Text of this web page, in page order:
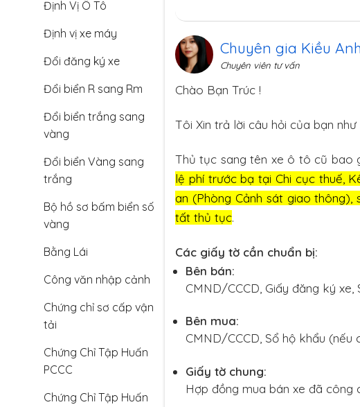
Định Vị Ô Tô
Định vị xe máy
Đổi đăng ký xe
Đổi biển R sang Rm
Đổi biển trắng sang
vàng
Đổi biển Vàng sang
trắng
Bộ hồ sơ bấm biển số
vàng
Bằng Lái
Công văn nhập cảnh
Chứng chỉ sơ cấp vận
tải
Chứng Chỉ Tập Huấn
PCCC
Chứng Chỉ Tập Huấn
Chuyên gia Kiều Anh
Chuyên viên tư vấn
Chào Bạn Trúc !
Tôi Xin trả lời câu hỏi của bạn như
Thủ tục sang tên xe ô tô cũ bao
lệ phí trước bạ tại Chi cục thuế,
an (Phòng Cảnh sát giao
tất thủ tục.
Các giấy tờ cần chuẩn bị:
Bên bán:
CMND/CCCD, Giấy đăng ký
Bên mua:
CMND/CCCD, Sổ hộ khẩu
Giấy tờ chung:
Hợp đồng mua bán xe đã công